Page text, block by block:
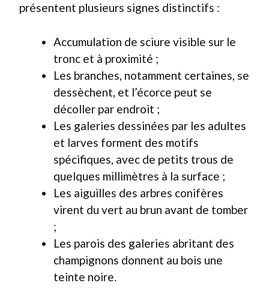
présentent plusieurs signes distinctifs :
Accumulation de sciure visible sur le
tronc et à proximité ;
Les branches, notamment certaines, se
dessèchent, et l’écorce peut se
décoller par endroit ;
Les galeries dessinées par les adultes
et larves forment des motifs
spécifiques, avec de petits trous de
quelques millimètres à la surface ;
Les aiguilles des arbres conifères
virent du vert au brun avant de tomber
;
Les parois des galeries abritant des
champignons donnent au bois une
teinte noire.